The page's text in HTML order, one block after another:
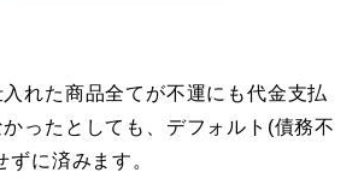
れた商品全てが不運にも代金支払
ったとしても、デフォルト(債務不
ずに済みます。